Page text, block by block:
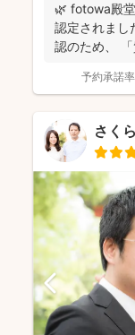
🌿 fotowa殿
認定されまし
認のため、
予約承諾率
さく